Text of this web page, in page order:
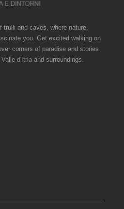
trulli and caves, where nature,
you. Get excited walking on
corners of paradise and stories
d'Itria and surroundings.